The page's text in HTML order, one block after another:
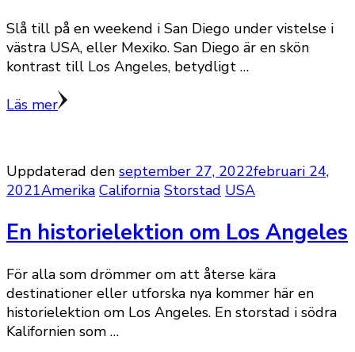
Slå till på en weekend i San Diego under vistelse i
västra USA, eller Mexiko. San Diego är en skön
kontrast till Los Angeles, betydligt …
Läs mer
Uppdaterad den september 27, 2022februari 24,
2021Amerika California Storstad USA
En historielektion om Los Angeles
För alla som drömmer om att återse kära
destinationer eller utforska nya kommer här en
historielektion om Los Angeles. En storstad i södra
Kalifornien som …